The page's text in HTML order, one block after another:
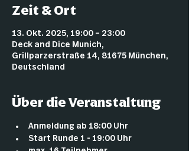
Zeit & Ort
13. Okt. 2025, 19:00 – 23:00
Deck and Dice Munich,
Grillparzerstraße 14, 81675 München,
Deutschland
Über die Veranstaltung
Anmeldung ab 18:00 Uhr
Start Runde 1 - 19:00 Uhr